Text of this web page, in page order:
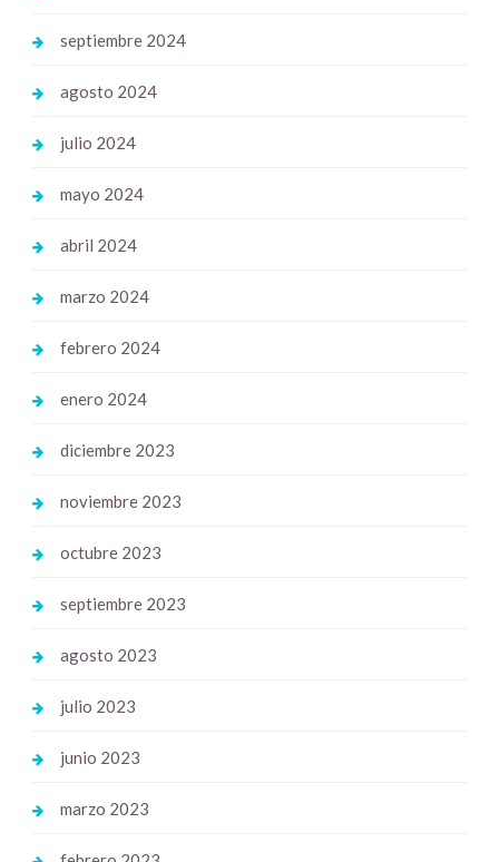
septiembre 2024
agosto 2024
julio 2024
mayo 2024
abril 2024
marzo 2024
febrero 2024
enero 2024
diciembre 2023
noviembre 2023
octubre 2023
septiembre 2023
agosto 2023
julio 2023
junio 2023
marzo 2023